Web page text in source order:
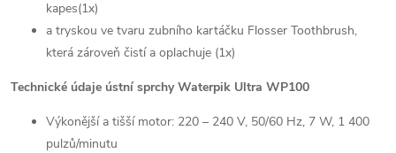
kapes(1x)
a tryskou ve tvaru zubního kartáčku Flosser Toothbrush,
která zároveň čistí a oplachuje (1x)
Technické údaje ústní sprchy Waterpik Ultra WP100
Výkonější a tišší motor: 220 – 240 V, 50/60 Hz, 7 W, 1 400
pulzů/minutu